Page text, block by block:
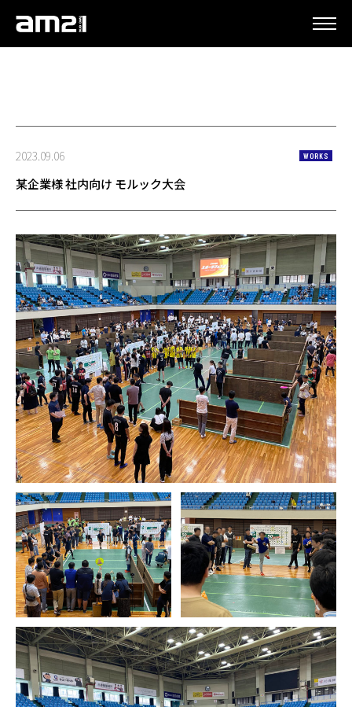
2023.09.06 WORKS
某企業様 社内向け モルック大会